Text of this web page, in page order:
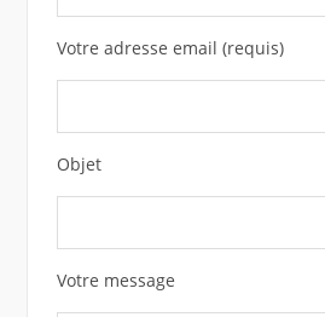
Votre adresse email (requis)
Objet
Votre message